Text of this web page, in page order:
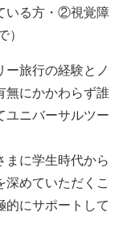
いる方・②視覚障
）
ー旅行の経験とノ
無にかかわらず誰
ユニバーサルツー
まに学生時代から
めていただくこ
的にサポートして